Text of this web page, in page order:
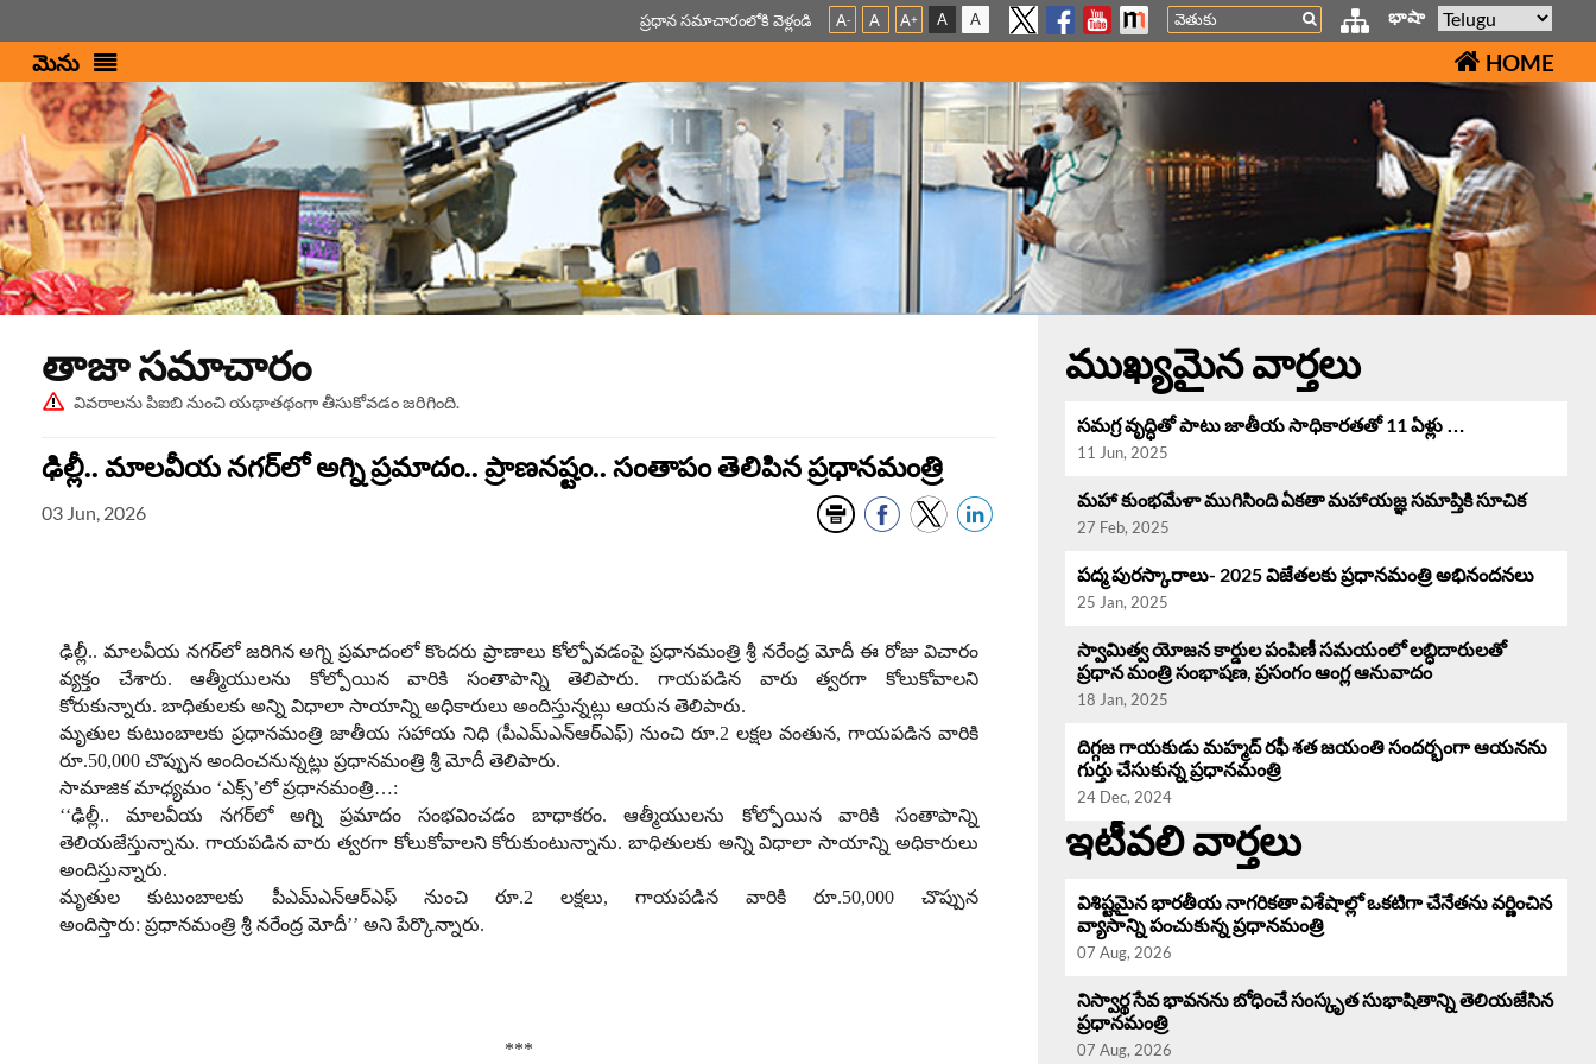
ప్ర‌ధాన స‌మాచారంలోకి వెళ్లండి A- A A+ A A Search భాషా
మెను HOME
తాజా స‌మాచారం
వివరాలను పిఐబి నుంచి యథాతథంగా తీసుకోవడం జరిగింది.
ఢిల్లీ.. మాలవీయ నగర్‌లో అగ్ని ప్రమాదం.. ప్రాణనష్టం.. సంతాపం తెలిపిన ప్రధానమంత్రి
03 Jun, 2026
ఢిల్లీ.. మాలవీయ నగర్‌లో జరిగినఅగ్ని ప్రమాదంలో కొందరు ప్రాణాలు కోల్పోవడంపై ప్రధానమంత్రి శ్రీ నరేంద్ర మోదీ ఈ రోజు విచారం
వ్యక్తం చేశారు.ఆత్మీయులను కోల్పోయిన వారికి సంతాపాన్ని తెలిపారు. గాయపడిన వారు త్వరగా కోలుకోవాలని
కోరుకున్నారు. బాధితులకు అన్ని విధాలా సాయాన్ని అధికారులు అందిస్తున్నట్లు ఆయన తెలిపారు.
మృతుల కుటుంబాలకు ప్రధానమంత్రి జాతీయ సహాయ నిధి (పీఎమ్ఎన్ఆర్ఎఫ్) నుంచి రూ.2 లక్షల వంతున, గాయపడిన వారికి
రూ.50,000 చొప్పున అందించనున్నట్లు ప్రధానమంత్రి శ్రీ మోదీ తెలిపారు.
సామాజిక మాధ్యమం ‘ఎక్స్’లో ప్రధానమంత్రి…:
‘‘ఢిల్లీ..మాలవీయ నగర్‌లో అగ్ని ప్రమాదం సంభవించడం బాధాకరం.ఆత్మీయులను కోల్పోయిన వారికి సంతాపాన్ని
తెలియజేస్తున్నాను. గాయపడిన వారు త్వరగా కోలుకోవాలని కోరుకుంటున్నాను. బాధితులకు అన్ని విధాలా సాయాన్ని అధికారులు
అందిస్తున్నారు.
మృతుల కుటుంబాలకు పీఎమ్ఎన్ఆర్ఎఫ్ నుంచి రూ.2 లక్షలు, గాయపడిన వారికి రూ.50,000 చొప్పున
అందిస్తారు: ప్రధానమంత్రి శ్రీ నరేంద్ర మోదీ’’ అని పేర్కొన్నారు.
***
ముఖ్యమైన వార్తలు
సమగ్ర వృద్ధి‌తో పాటు జాతీయ సాధికారతతో 11 ఏళ్లు …
11 Jun, 2025
మహా కుంభమేళా ముగిసింది ఏకతా మహాయజ్ఞ సమాప్తికి సూచిక
27 Feb, 2025
పద్మ పురస్కారాలు- 2025 విజేతలకు ప్రధానమంత్రి అభినందనలు
25 Jan, 2025
స్వామిత్వ యోజన కార్డుల పంపిణీ సమయంలో లబ్ధిదారులతో
ప్రధాన మంత్రి సంభాషణ, ప్రసంగం ఆంగ్ల ఆనువాదం
18 Jan, 2025
దిగ్గజ గాయకుడు మహ్మద్ రఫీ శత జయంతి సందర్భంగా ఆయనను
గుర్తు చేసుకున్న ప్రధానమంత్రి
24 Dec, 2024
ఇటీవలి వార్తలు
విశిష్టమైన భారతీయ నాగరికతా విశేషాల్లో ఒకటిగా చేనేతను వర్ణించిన
వ్యాసాన్ని పంచుకున్న ప్రధానమంత్రి
07 Aug, 2026
నిస్వార్థ సేవ భావనను బోధించే సంస్కృత సుభాషితాన్ని తెలియజేసిన
ప్రధానమంత్రి
07 Aug, 2026